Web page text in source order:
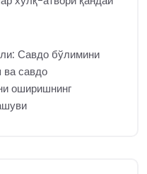
Савдо бўлимини
ва савдо
оширишнинг